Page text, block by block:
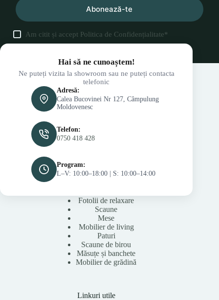
Abonează-te
Am citit și accept Politica de Confidențialitate*
Hai să ne cunoaștem!
Ne puteți vizita la showroom sau ne puteți contacta
telefonic
Adresă:
Calea Bucovinei Nr 127, Câmpulung
Moldovenesc
Telefon:
0750 418 428
Program:
L–V: 10:00–18:00 | S: 10:00–14:00
Fotolii de relaxare
Scaune
Mese
Mobilier de living
Paturi
Scaune de birou
Măsuțe și banchete
Mobilier de grădină
Linkuri utile